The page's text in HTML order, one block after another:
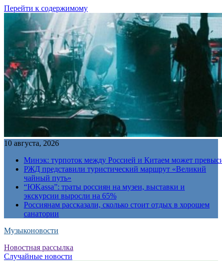
Перейти к содержимому
10 августа, 2026
Минэк: турпоток между Россией и Китаем может
РЖД представили туристический маршрут «Великий
чайный путь»
“ЮKassa”: траты россиян на музеи, выставки и
экскурсии выросли на 65%
Россиянам рассказали, сколько стоит отдых в хорошем
санатории
Музыконовости
Новостная рассылка
Случайные новости